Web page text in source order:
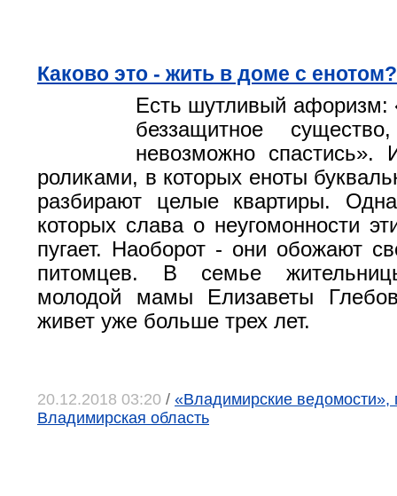
Каково это - жить в доме с енотом?
Есть шутливый афоризм:
беззащитное
невозможно спастись».
роликами, в которых еноты
разбирают целые квартиры.
которых слава о неугомонности
пугает. Наоборот - они обожают
питомцев. В семье
молодой мамы Елизаветы
живет уже больше трех лет.
20.12.2018 03:20 / «Владимирские ведомости»,
Владимирская область